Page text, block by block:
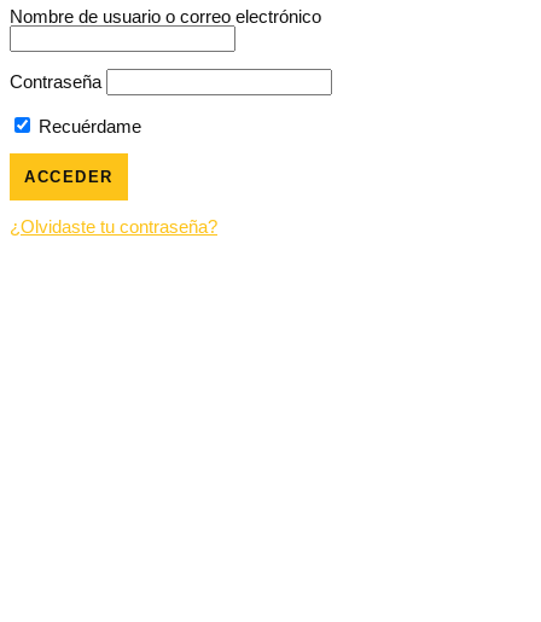
Nombre de usuario o correo electrónico
Contraseña
Recuérdame
¿Olvidaste tu contraseña?